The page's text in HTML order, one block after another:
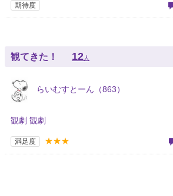
期待度
観てきた！ 12人
らいむすとーん（863）
観劇 観劇
満足度 ★★★